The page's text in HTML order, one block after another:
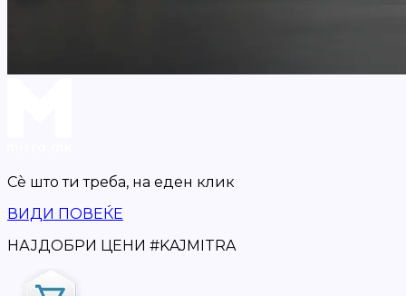
Сè што ти треба, на еден клик
ВИДИ ПОВЕЌЕ
НАЈДОБРИ ЦЕНИ #KAJMITRA